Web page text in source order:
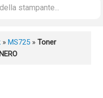
» MS725 » Toner